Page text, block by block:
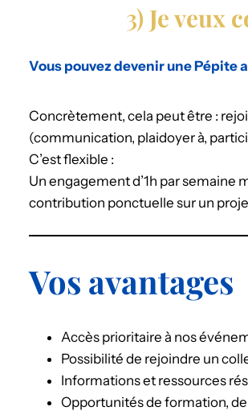
3) Je veux
Vous pouvez devenir une Pépite
Concrètement, cela peut être :
(communication, plaidoyer à,
C’est flexible :
Un engagement d’1h par semaine
contribution ponctuelle sur un
Vos avantages
Accès prioritaire à nos
Possibilité de rejoindre un
Informations et ressources
Opportunités de formation,